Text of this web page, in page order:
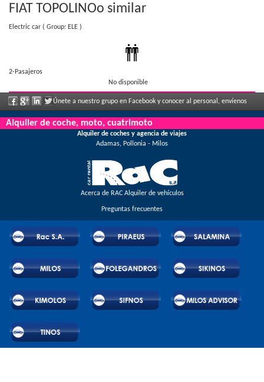
FIAT TOPOLINOo similar
Electric car ( Group: ELE )
2-Pasajeros
No disponible
Únete a nuestro grupo en Facebook y conocer al personal, envíenos
sus comentarios y disfrute de grandes descuentos y ofertas que se anuncian con
Alquiler de coche, moto, cuatrimoto
Alquiler de coches y agencia de viajes
Adamas, Pollonia - Milos
Acerca de RAC Alquiler de vehículos
Preguntas frecuentes